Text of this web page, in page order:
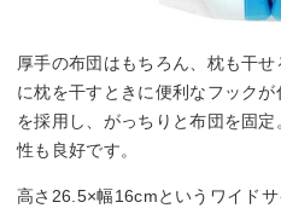
厚手の布団はもちろん、枕も干
に枕を干すときに便利なフック
を採用し、がっちりと布団を固
性も良好です。
高さ26.5×幅16cmというワイド